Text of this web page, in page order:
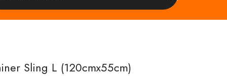
Sling L (120cmx55cm)